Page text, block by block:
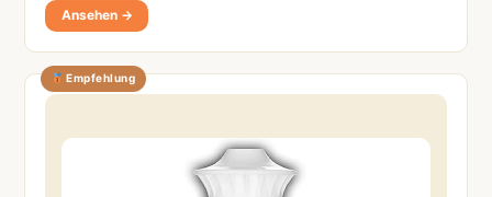
Ansehen →
Empfehlung